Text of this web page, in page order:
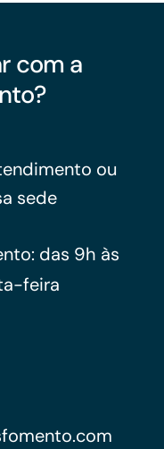
com a
ou
sede
das 9h às
feira